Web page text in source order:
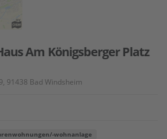
Am Königsberger Platz
91438 Bad Windsheim
wohnanlage